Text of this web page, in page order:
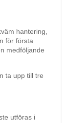
hantering,
för första
medföljande
ta upp till tre
utföras i